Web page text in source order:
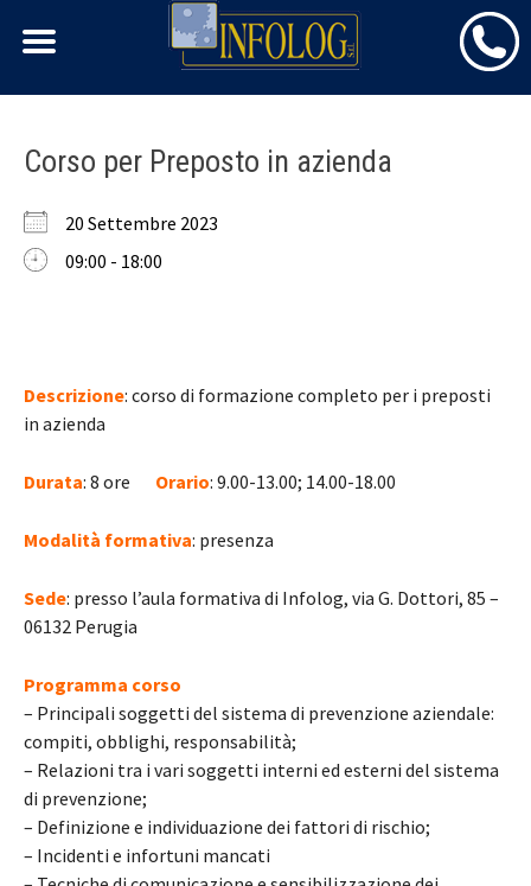
Skip
content
Corso per Preposto in azienda
20 Settembre 2023
09:00 - 18:00
Descrizione: corso di formazione completo per i preposti
in azienda
Durata: 8 ore Orario: 9.00-13.00; 14.00-18.00
Modalità formativa: presenza
Sede: presso l’aula formativa di Infolog, via G. Dottori, 85 –
06132 Perugia
Programma corso
– Principali soggetti del sistema di prevenzione aziendale:
compiti, obblighi, responsabilità;
– Relazioni tra i vari soggetti interni ed esterni del sistema
di prevenzione;
– Definizione e individuazione dei fattori di rischio;
– Incidenti e infortuni mancati